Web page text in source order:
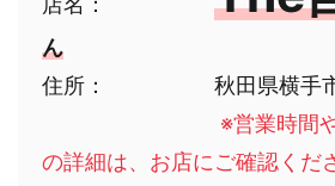
ん
住所：　　　　　秋田県横手
※営業時間や定
の詳細は、お店にご確認くだ